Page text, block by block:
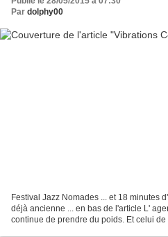
Par dolphy00
Festival Jazz Nomades ... et 18 minutes
déjà ancienne ... en bas de l'article L'
continue de prendre du poids. Et celui